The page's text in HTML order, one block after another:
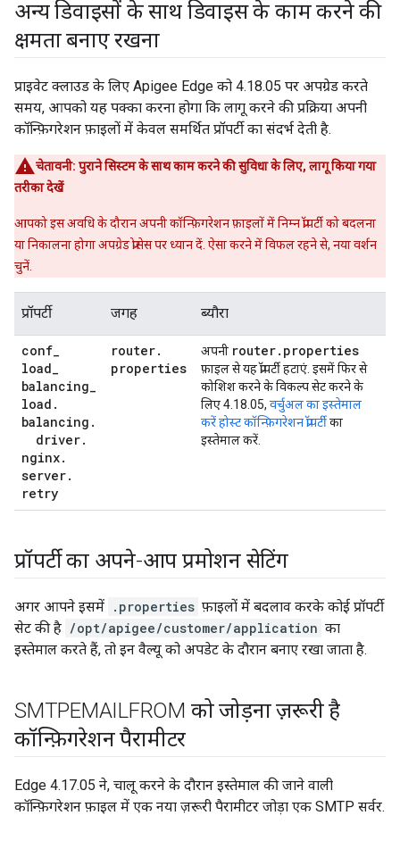
अन्य डिवाइसों के साथ डिवाइस के काम करने की
क्षमता बनाए रखना
प्राइवेट क्लाउड के लिए Apigee Edge को 4.18.05 पर अपग्रेड करते
समय, आपको यह पक्का करना होगा कि लागू करने की प्रक्रिया अपनी
कॉन्फ़िगरेशन फ़ाइलों में केवल समर्थित प्रॉपर्टी का संदर्भ देती है.
चेतावनी: पुराने सिस्टम के साथ काम करने की सुविधा के लिए, लागू किया गया
तरीका देखें
आपको इस अवधि के दौरान अपनी कॉन्फ़िगरेशन फ़ाइलों में निम्न प्रॉपर्टी को बदलना
या निकालना होगा अपग्रेड प्रोसेस पर ध्यान दें. ऐसा करने में विफल रहने से, नया वर्शन
चुनें.
प्रॉपर्टी जगह ब्यौरा
conf_
load_
balancing_
load .
balancing .
driver.
nginx.
server.
retry
router.
properties
अपनी router. properties
फ़ाइल से यह प्रॉपर्टी हटाएं. इसमें फिर से
कोशिश करने के विकल्प सेट करने के
लिए 4.18.05, वर्चुअल का इस्तेमाल
करें होस्ट कॉन्फ़िगरेशन प्रॉपर्टीका
इस्तेमाल करें.
प्रॉपर्टी का अपने-आप प्रमोशन सेटिंग
अगर आपने इसमें .properties फ़ाइलों में बदलाव करके कोई प्रॉपर्टी
सेट की है /opt/apigee/customer/application का
इस्तेमाल करते हैं, तो इन वैल्यू को अपडेट के दौरान बनाए रखा जाता है.
SMTPEMAILFROM को जोड़ना ज़रूरी है
कॉन्फ़िगरेशन पैरामीटर
Edge 4.17.05 ने, चालू करने के दौरान इस्तेमाल की जाने वाली
कॉन्फ़िगरेशन फ़ाइल में एक नया ज़रूरी पैरामीटर जोड़ा एक SMTP सर्वर.